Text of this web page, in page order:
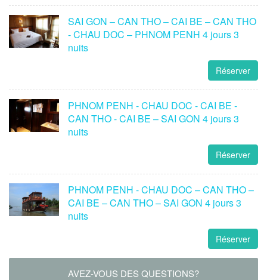
SAI GON – CAN THO – CAI BE – CAN THO
- CHAU DOC – PHNOM PENH 4 jours 3
nuits
Réserver
PHNOM PENH - CHAU DOC - CAI BE -
CAN THO - CAI BE – SAI GON 4 jours 3
nuits
Réserver
PHNOM PENH - CHAU DOC – CAN THO –
CAI BE – CAN THO – SAI GON 4 jours 3
nuits
Réserver
AVEZ-VOUS DES QUESTIONS?